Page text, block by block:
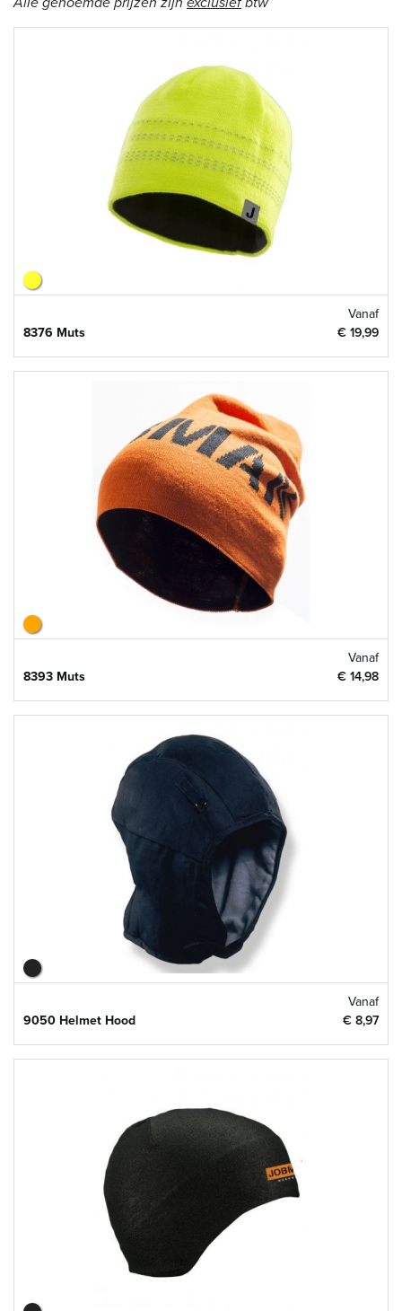
8376 Muts
Vanaf
€ 19,99
8393 Muts
Vanaf
€ 14,98
9050 Helmet Hood
Vanaf
€ 8,97